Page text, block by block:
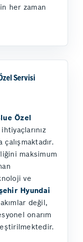
her zaman
Servisi
Özel
çalışmaktadır.
maksimum
ve
Hyundai
değil,
onarım